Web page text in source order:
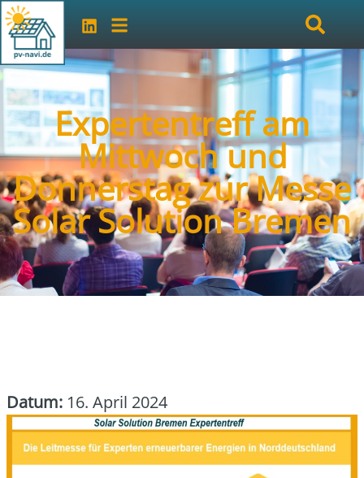
Expertentreff am
Mittwoch und
Donnerstag zur Messe
Solar Solution Bremen
Datum: 16. April 2024